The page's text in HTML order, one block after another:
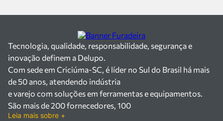
Tecnologia, qualidade, responsabilidade, segurança e
inovação definem a Delupo.
Com sede em Criciúma-SC, é líder no Sul do Brasil há mais
de 50 anos, atendendo indústria
e varejo com soluções em ferramentas e equipamentos.
São mais de 200 fornecedores, 100
mil itens à pronta entrega e uma equipe qualificada em
Leia mais sobre +